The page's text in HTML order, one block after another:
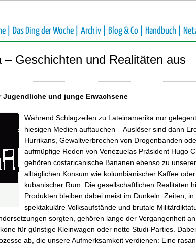
| Das Ding der Woche | Archiv | Blog & Co | Handbuch |
Geschichten und Realitäten aus
und junge Erwachsene
Während Schlagzeilen zu Lateinamerika nur
hiesigen Medien auftauchen – Auslöser sind dann
Hurrikans, Gewaltverbrechen von Drogenbanden
aufmüpfige Reden von Venezuelas Präsident Hugo
gehören costaricanische Bananen ebenso zu
alltäglichen Konsum wie kolumbianischer Kaffee oder
kubanischer Rum. Die gesellschaftlichen Realitäten
Produkten bleiben dabei meist im Dunkeln. Zeiten, in
spektakuläre Volksaufstände und brutale
sorgten, gehören lange der Vergangenheit
für günstige Kleinwagen oder nette Studi-Parties.
ab, die unsere Aufmerksamkeit verdienen: Eine